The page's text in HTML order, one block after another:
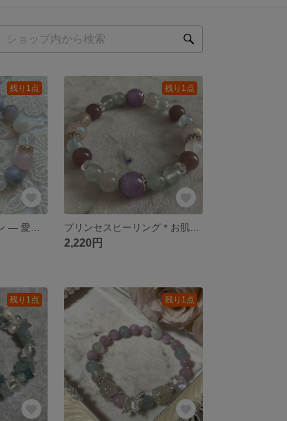
残り1点 残り1点
2,220円
残り1点 残り1点